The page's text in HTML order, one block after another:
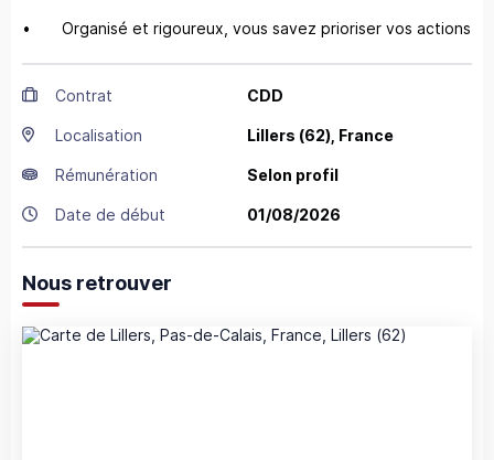
• Organisé et rigoureux, vous savez prioriser vos actions
Contrat CDD
Localisation Lillers (62), France
Rémunération Selon profil
Date de début 01/08/2026
Nous retrouver